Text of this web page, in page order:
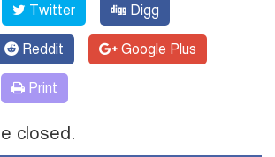
Twitter Digg
Reddit Google Plus
Print
closed.